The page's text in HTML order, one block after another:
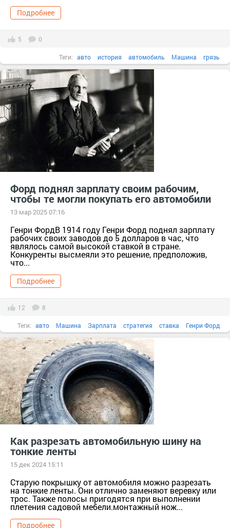
Подробнее
5 0
Теги: авто история автомобиль Машина грязь
исторические фото изобретение
Форд поднял зарплату своим рабочим,
чтобы те могли покупать его автомобили
13 мар 2025 07:16
Генри ФордВ 1914 году Генри Форд поднял зарплату
рабочих своих заводов до 5 долларов в час, что
являлось самой высокой ставкой в стране.
Конкуренты высмеяли это решение, предположив,
что...
Подробнее
12 8
Теги: авто Машина Зарплата стратегия ставка Генри Форд
Как разрезать автомобильную шину на
тонкие ленты
15 дек 2024 15:11
Старую покрышку от автомобиля можно разрезать
на тонкие ленты. Они отлично заменяют веревку или
трос. Также полосы пригодятся при выполнении
плетения садовой мебели.монтажный нож...
Подробнее